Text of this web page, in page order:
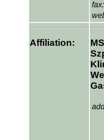
fax:
Affiliation: